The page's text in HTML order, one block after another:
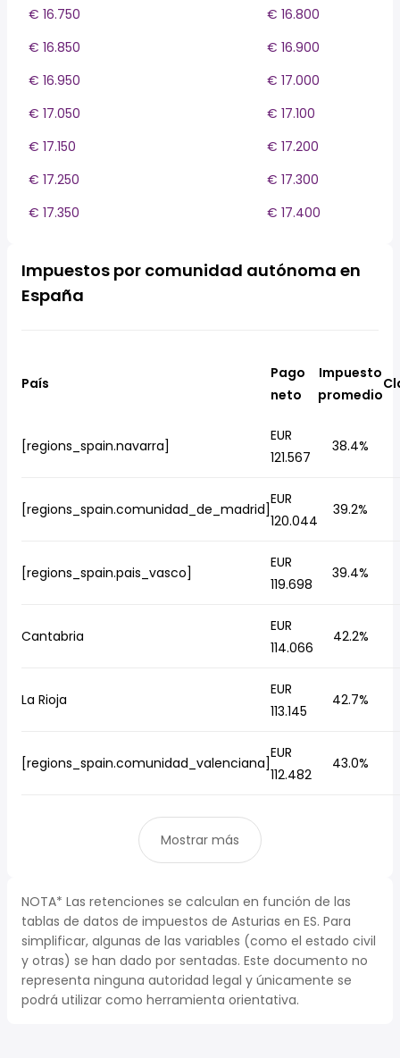
€ 16.750
€ 16.800
€ 16.850
€ 16.900
€ 16.950
€ 17.000
€ 17.050
€ 17.100
€ 17.150
€ 17.200
€ 17.250
€ 17.300
€ 17.350
€ 17.400
Impuestos por comunidad autónoma en
España
País
Pago
neto
Impuesto
promedio
[regions_spain.navarra]
EUR
121.567
38.4%
[regions_spain.comunidad_de_madrid]
EUR
120.044
39.2%
[regions_spain.pais_vasco]
EUR
119.698
39.4%
Cantabria
EUR
114.066
42.2%
La Rioja
EUR
113.145
42.7%
[regions_spain.comunidad_valenciana]
EUR
112.482
43.0%
Mostrar más
NOTA* Las retenciones se calculan en función de las
tablas de datos de impuestos de Asturias en ES. Para
simplificar, algunas de las variables (como el estado civil
y otras) se han dado por sentadas. Este documento no
representa ninguna autoridad legal y únicamente se
podrá utilizar como herramienta orientativa.